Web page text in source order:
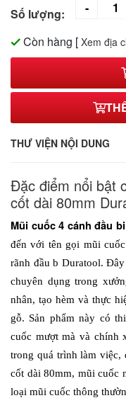
265,000₫
53*6mm
255,000₫
53*7mm
53*8mm
265,000₫
53*10mm
271,000₫
Số lượng:
Còn hàng [ Xem địa
THƯ VIỆN NỘI DUNG
Đặc điểm nổi bật
cốt dài 80mm
Mũi cuốc 4 cánh đầu
đến với tên gọi mũi
rãnh đầu b Duratool.
chuyên dụng trong
nhân, tạo hèm và thực
gỗ. Sản phẩm này có
cuốc mượt mà và chính
trong quá trình làm việc,
cốt dài 80mm, mũi cuốc
loại mũi cuốc thông